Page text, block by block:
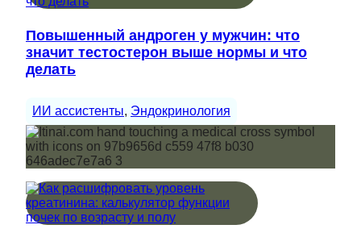
Повышенный андроген у мужчин: что
значит тестостерон выше нормы и что
делать
ИИ ассистенты, Эндокринология